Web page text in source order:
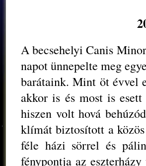
A becsehelyi Canis
napot ünnepelte meg
barátaink. Mint öt évvel
akkor is és most is
hiszen volt hová
klímát biztosított a közös
féle házi sörrel és
fénypontja az